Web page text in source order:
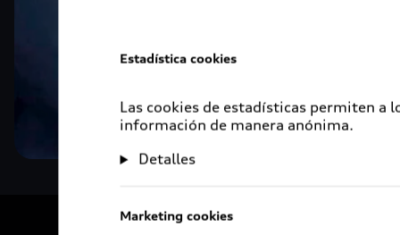
Estadística cookies
Las cookies de estadísticas permiten
información de manera anónima.
Detalles
Marketing cookies